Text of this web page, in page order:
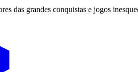
das grandes conquistas e jogos